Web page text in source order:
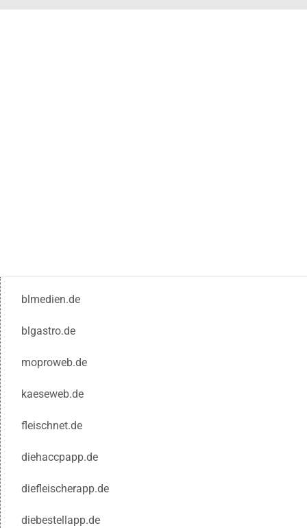
blmedien.de
blgastro.de
moproweb.de
kaeseweb.de
fleischnet.de
diehaccpapp.de
diefleischerapp.de
diebestellapp.de